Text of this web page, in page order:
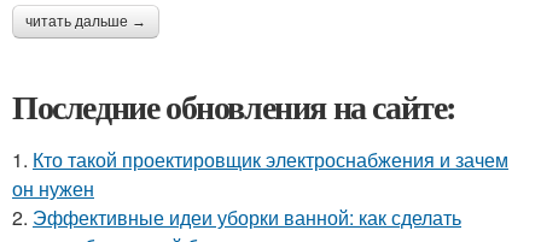
читать дальше →
Последние обновления на сайте:
1. Кто такой проектировщик электроснабжения и зачем
он нужен
2. Эффективные идеи уборки ванной: как сделать